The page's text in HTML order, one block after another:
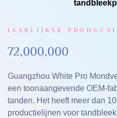
JAARLIJKSE
72,000,000
Guangzhou White Pro
een toonaangevende OEM-
tanden. Het heeft meer dan
productielijnen voor